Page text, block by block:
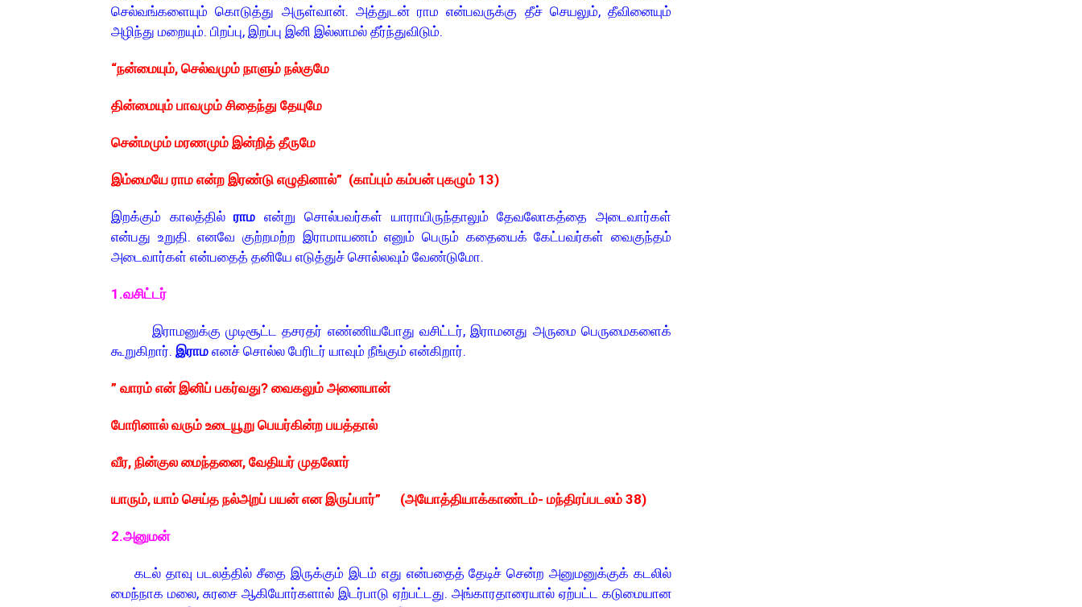
செல்வங்களையும் கொடுத்து அருள்வான். அத்துடன் ராம என்பவருக்கு தீச் செயலும், தீவினையும்
அழிந்து மறையும். பிறப்பு, இறப்பு இனி இல்லாமல் தீர்ந்துவிடும்.
“நன்மையும், செல்வமும் நாளும் நல்குமே
தின்மையும் பாவமும் சிதைந்து தேயுமே
சென்மமும் மரணமும் இன்றித் தீருமே
இம்மையே ராம என்ற இரண்டு எழுதினால்” (காப்பும் கம்பன் புகழும் 13)
இறக்கும் காலத்தில்ராம என்று சொல்பவர்கள் யாராயிருந்தாலும் தேவலோகத்தை அடைவார்கள்
என்பது உறுதி. எனவே குற்றமற்ற இராமாயணம் எனும் பெரும் கதையைக் கேட்பவர்கள் வைகுந்தம்
அடைவார்கள் என்பதைத் தனியே எடுத்துச் சொல்லவும் வேண்டுமோ.
1.வசிட்டர்
இராமனுக்கு முடிசூட்ட தசரதர் எண்ணியபோது வசிட்டர், இராமனது அருமை பெருமைகளைக்
கூறுகிறார். இராம எனச் சொல்ல பேரிடர் யாவும் நீங்கும் என்கிறார்.
” வாரம் என் இனிப் பகர்வது? வைகலும் அனையான்
போரினால் வரும் உடையூறு பெயர்கின்ற பயத்தால்
வீர, நின்குல மைந்தனை, வேதியர் முதலோர்
யாரும், யாம் செய்த நல்அறப் பயன் என இருப்பார்” (அயோத்தியாக்காண்டம்- மந்திரப்படலம் 38)
2.அனுமன்
கடல் தாவு படலத்தில் சீதை இருக்கும் இடம் எது என்பதைத் தேடிச் சென்ற அனுமனுக்குக் கடலில்
மைந்நாக மலை, சுரசை ஆகியோர்களால் இடர்பாடு ஏற்பட்டது. அங்காரதாரையால் ஏற்பட்ட கடுமையான